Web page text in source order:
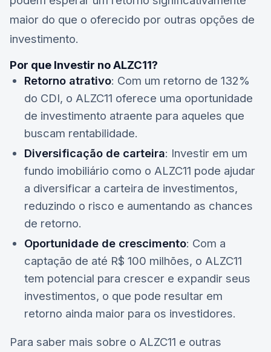
maior do que o oferecido por outras opções de
investimento.
Por que Investir no ALZC11?
Retorno atrativo: Com um retorno de 132%
do CDI, o ALZC11 oferece uma oportunidade
de investimento atraente para aqueles que
buscam rentabilidade.
Diversificação de carteira: Investir em um
fundo imobiliário como o ALZC11 pode ajudar
a diversificar a carteira de investimentos,
reduzindo o risco e aumentando as chances
de retorno.
Oportunidade de crescimento: Com a
captação de até R$ 100 milhões, o ALZC11
tem potencial para crescer e expandir seus
investimentos, o que pode resultar em
retorno ainda maior para os investidores.
Para saber mais sobre o ALZC11 e outras